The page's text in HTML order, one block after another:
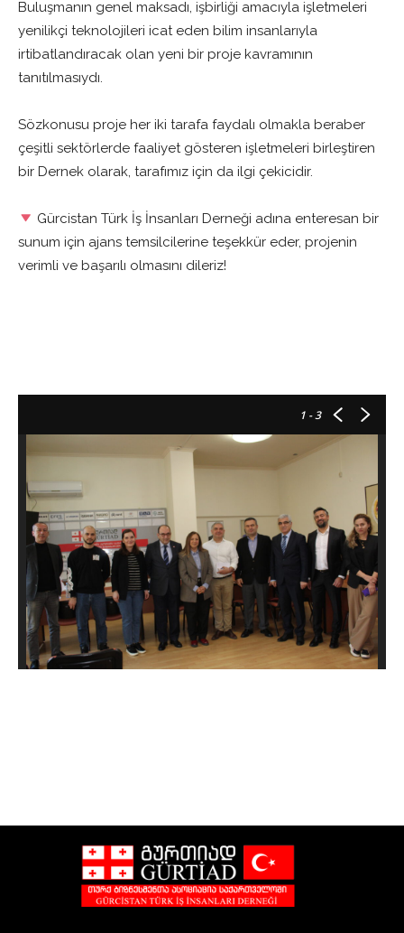
Buluşmanın genel maksadı, işbirliği amacıyla işletmeleri
yenilikçi teknolojileri icat eden bilim insanlarıyla
irtibatlandıracak olan yeni bir proje kavramının
tanıtılmasıydı.
Sözkonusu proje her iki tarafa faydalı olmakla beraber
çeşitli sektörlerde faaliyet gösteren işletmeleri birleştiren
bir Dernek olarak, tarafımız için da ilgi çekicidir.
Gürcistan Türk İş İnsanları Derneği adına enteresan bir
sunum için ajans temsilcilerine teşekkür eder, projenin
verimli ve başarılı olmasını dileriz!
1 - 3